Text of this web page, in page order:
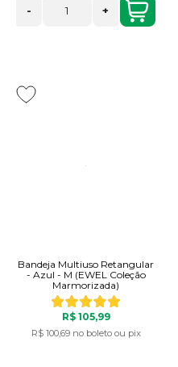
- +
Bandeja Multiuso Retangular
- Azul - M (EWEL Coleção
Marmorizada)
R$ 105,99
R$ 100,69 no boleto ou pix